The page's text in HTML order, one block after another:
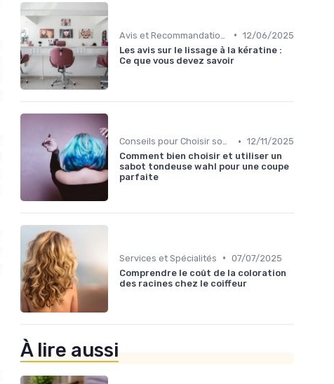
• 12/06/2025
Les avis sur le lissage à la kératine :
Ce que vous devez savoir
Conseils pour Choisir son Coiffeur • 12/11/2025
Comment bien choisir et utiliser un
sabot tondeuse wahl pour une coupe
parfaite
Services et Spécialités • 07/07/2025
Comprendre le coût de la coloration
des racines chez le coiffeur
À lire aussi